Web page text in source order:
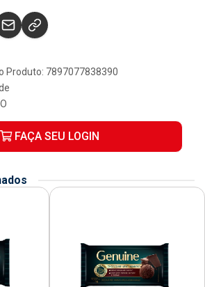
Produto: 7897077838390
FAÇA SEU LOGIN